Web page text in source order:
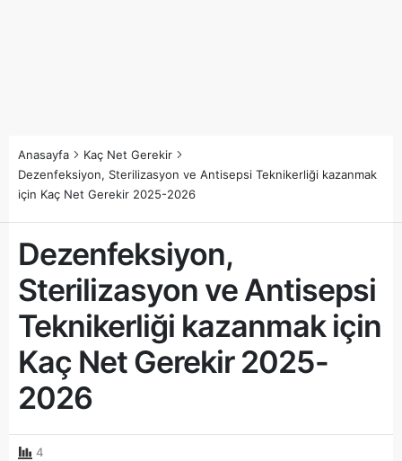
Anasayfa
Kaç Net Gerekir
Dezenfeksiyon, Sterilizasyon ve Antisepsi Teknikerliği kazanmak
için Kaç Net Gerekir 2025-2026
Dezenfeksiyon,
Sterilizasyon ve Antisepsi
Teknikerliği kazanmak için
Kaç Net Gerekir 2025-
2026
4